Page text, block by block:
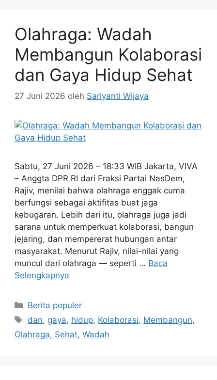
Olahraga: Wadah
Membangun Kolaborasi
dan Gaya Hidup Sehat
27 Juni 2026 oleh Sariyanti Wijaya
Sabtu, 27 Juni 2026 – 18:33 WIB Jakarta, VIVA
– Anggta DPR RI dari Fraksi Partai NasDem,
Rajiv, menilai bahwa olahraga enggak cuma
berfungsi sebagai aktifitas buat jaga
kebugaran. Lebih dari itu, olahraga juga jadi
sarana untuk memperkuat kolaborasi, bangun
jejaring, dan mempererat hubungan antar
masyarakat. Menurut Rajiv, nilai-nilai yang
muncul dari olahraga — seperti … Baca
Selengkapnya
Kategori
Berita populer
Tag
dan, gaya, hidup, Kolaborasi, Membangun,
Olahraga, Sehat, Wadah